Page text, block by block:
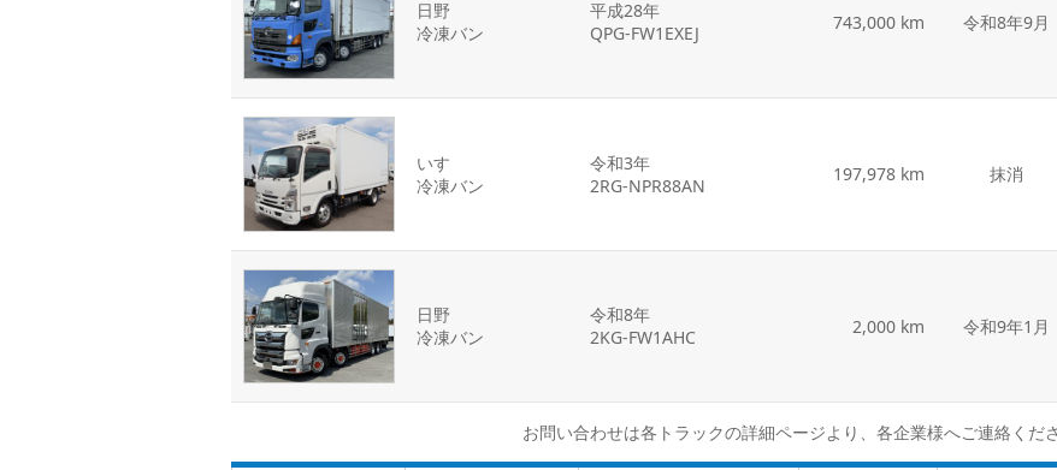
日野
冷凍バン
平成28年
QPG-FW1EXEJ
743,000 km 令和8年9月
いすゞ
冷凍バン
令和3年
2RG-NPR88AN
197,978 km 抹消
日野
冷凍バン
令和8年
2KG-FW1AHC
2,000 km 令和9年1月
お問い合わせは各トラックの詳細ページより、各企業様へご連絡くださ